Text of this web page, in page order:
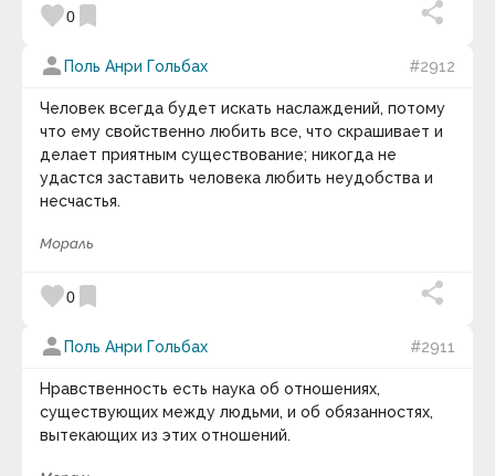
Беляев Игорь Александрович
Бенджамин Тодд
Бенджамин Франклин
Бенедикт Спиноза
Бернар Вербер
Бернард Мандевиль
Берни Сигел
Бертран Рассел
Бил Кин
Билл Каулитц
Билл Уоттерсон
Блез Паскаль
Боб Итон
Боб Марли
Бодо Шефер
Борис Акунин
Борис Евгеньевич Штерн
favorite0 bookmark
person Поль Анри Гольбах #2912
Человек всегда будет искать наслаждений, потому
что ему свойственно любить все, что скрашивает и
делает приятным существование; никогда не
удастся заставить человека любить неудобства и
несчастья.
Мораль
favorite0 bookmark
person Поль Анри Гольбах #2911
Нравственность есть наука об отношениях,
существующих между людьми, и об обязанностях,
вытекающих из этих отношений.